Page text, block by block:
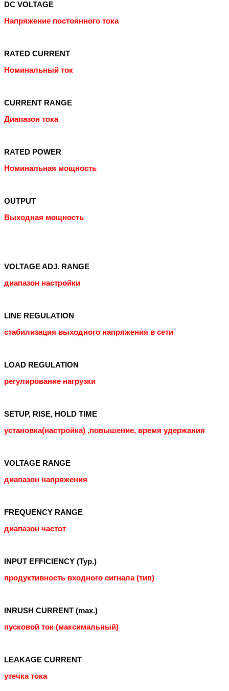
DC VOLTAGE
Напряжение постоянного тока
RATED CURRENT
Номинальный ток
CURRENT RANGE
Диапазон тока
RATED POWER
Номинальная мощность
OUTPUT
Выходная мощность
VOLTAGE ADJ. RANGE
диапазон настройки
LINE REGULATION
стабилизация выходного напряжения в сети
LOAD REGULATION
регулирование нагрузки
SETUP, RISE, HOLD TIME
установка(настройка) ,повышение, время удержания
VOLTAGE RANGE
диапазон напряжения
FREQUENCY RANGE
диапазон частот
INPUT EFFICIENCY (Typ.)
продуктивность входного сигнала (тип)
INRUSH CURRENT (max.)
пусковой ток (максимальный)
LEAKAGE CURRENT
утечка тока